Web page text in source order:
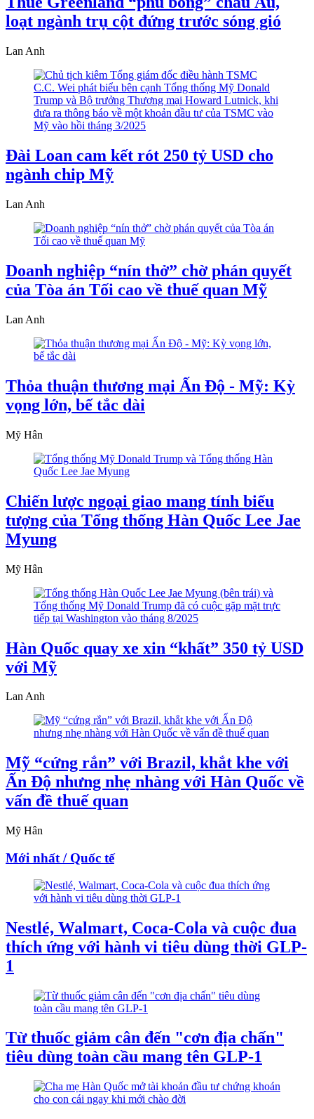
loạt ngành trụ cột đứng trước sóng gió
Lan Anh
Đài Loan cam kết rót 250 tỷ USD cho
ngành chip Mỹ
Lan Anh
Doanh nghiệp “nín thở” chờ phán quyết
của Tòa án Tối cao về thuế quan Mỹ
Lan Anh
Thỏa thuận thương mại Ấn Độ - Mỹ: Kỳ
vọng lớn, bế tắc dài
Mỹ Hân
Chiến lược ngoại giao mang tính biểu
tượng của Tổng thống Hàn Quốc Lee Jae
Myung
Mỹ Hân
Hàn Quốc quay xe xin “khất” 350 tỷ USD
với Mỹ
Lan Anh
Mỹ “cứng rắn” với Brazil, khắt khe với
Ấn Độ nhưng nhẹ nhàng với Hàn Quốc về
vấn đề thuế quan
Mỹ Hân
Mới nhất / Quốc tế
Nestlé, Walmart, Coca-Cola và cuộc đua
thích ứng với hành vi tiêu dùng thời GLP-
1
Từ thuốc giảm cân đến "cơn địa chấn"
tiêu dùng toàn cầu mang tên GLP-1